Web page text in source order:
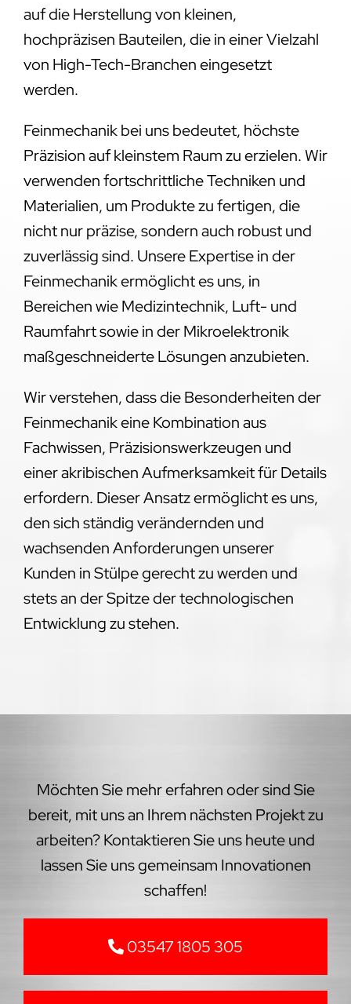
auf die Herstellung von kleinen,
hochpräzisen Bauteilen, die in einer Vielzahl
von High-Tech-Branchen eingesetzt
werden.
Feinmechanik bei uns bedeutet, höchste
Präzision auf kleinstem Raum zu erzielen. Wir
verwenden fortschrittliche Techniken und
Materialien, um Produkte zu fertigen, die
nicht nur präzise, sondern auch robust und
zuverlässig sind. Unsere Expertise in der
Feinmechanik ermöglicht es uns, in
Bereichen wie Medizintechnik, Luft- und
Raumfahrt sowie in der Mikroelektronik
maßgeschneiderte Lösungen anzubieten.
Wir verstehen, dass die Besonderheiten der
Feinmechanik eine Kombination aus
Fachwissen, Präzisionswerkzeugen und
einer akribischen Aufmerksamkeit für Details
erfordern. Dieser Ansatz ermöglicht es uns,
den sich ständig verändernden und
wachsenden Anforderungen unserer
Kunden in Stülpe gerecht zu werden und
stets an der Spitze der technologischen
Entwicklung zu stehen.
Möchten Sie mehr erfahren oder sind Sie
bereit, mit uns an Ihrem nächsten Projekt zu
arbeiten? Kontaktieren Sie uns heute und
lassen Sie uns gemeinsam Innovationen
schaffen!
03547 1805 305